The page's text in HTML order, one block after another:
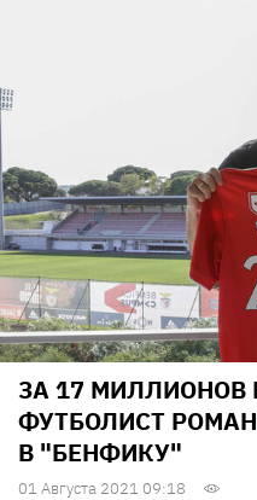
ЗА 17 МИЛЛИОНОВ
ФУТБОЛИСТ
В "БЕНФИКУ"
01 Августа 2021 09:18